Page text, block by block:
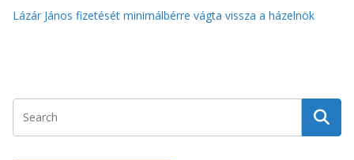
Lázár János fizetését minimálbérre vágta vissza a házelnök